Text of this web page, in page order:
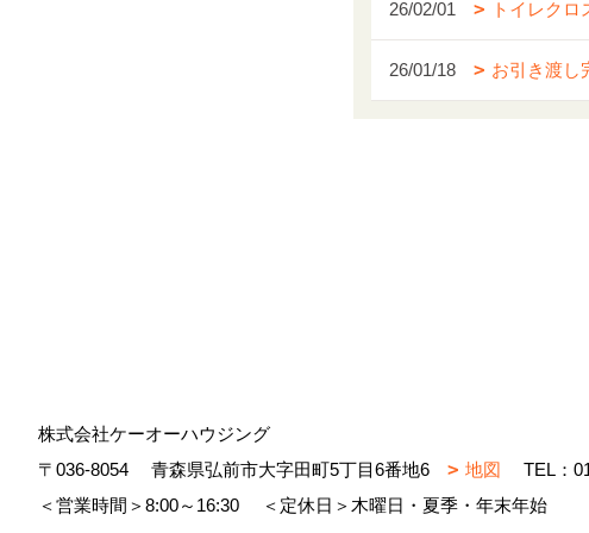
26/02/01 トイレクロ
26/01/18 お引き渡し
株式会社ケーオーハウジング
〒036-8054
青森県弘前市大字田町5丁目6番地6 地図 TEL：
＜営業時間＞8:00～16:30
＜定休日＞木曜日・夏季・年末年始